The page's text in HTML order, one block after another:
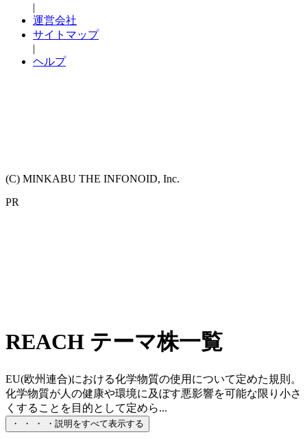
|
運営会社
サイトマップ
|
ヘルプ
(C) MINKABU THE INFONOID, Inc.
PR
REACH テーマ株一覧
EU(欧州連合)における化学物質の使用について定めた規則。
化学物質が人の健康や環境に及ぼす悪影響を可能な限り小さ
くすることを目的として定めら...
・ ・ ・ ・ 説明をすべて表示する